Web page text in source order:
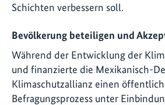
Schichten verbessern soll.
Bevölkerung beteiligen und
Während der Entwicklung der
und finanzierte die Mexikanisch-
Klimaschutzallianz einen
Befragungsprozess unter